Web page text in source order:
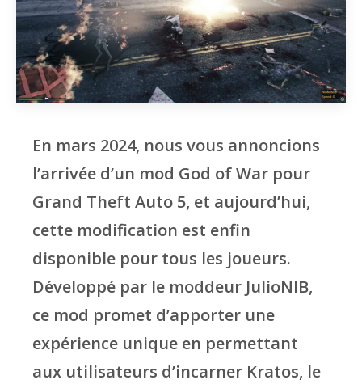
En mars 2024, nous vous annoncions
l’arrivée d’un mod God of War pour
Grand Theft Auto 5, et aujourd’hui,
cette modification est enfin
disponible pour tous les joueurs.
Développé par le moddeur JulioNIB,
ce mod promet d’apporter une
expérience unique en permettant
aux utilisateurs d’incarner Kratos, le